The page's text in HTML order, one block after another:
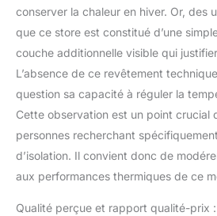
facile :
chiffon
humide.
indiquée
les
largeur
les
mesure 3
conserver la chaleur en hiver. Or, des
que ce store est constitué d’une
couche additionnelle visible qui
L’absence de ce revêtement
question sa capacité à réguler la
Cette observation est un point crucial
personnes recherchant
d’isolation. Il convient donc de
aux performances thermiques de ce
Qualité perçue et rapport qualité-prix